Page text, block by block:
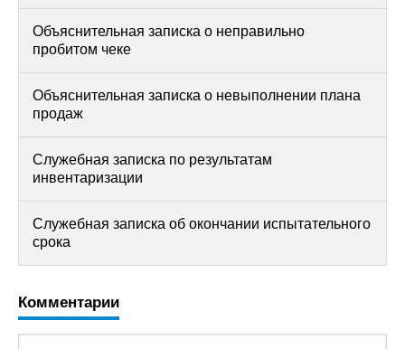
Объяснительная записка о неправильно
пробитом чеке
Объяснительная записка о невыполнении плана
продаж
Служебная записка по результатам
инвентаризации
Служебная записка об окончании испытательного
срока
Комментарии